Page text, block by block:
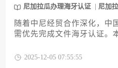
国业务或法律事务的顺畅进
尼加拉瓜办理海牙认证 尼加
随着中尼经贸合作深化，中
需优先完成文件海牙认证。
料准备、认证机构选择及常
2025-12-05 07:55:55